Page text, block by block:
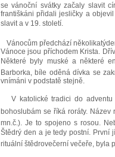
se vánoční svátky začaly slavit
františkáni přidali jesličky a
slavit a v 19. století.
Vánocům předchází
Vánoce jsou příchodem Krista.
Některé byly muské a některé
Barborka, bíle oděná dívka se
vnímáni v podstatě stejně.
V katolické tradici do adventu
bohoslubám se říká roráty.
mn.č.). Je to spojeno s rosou.
Štědrý den a je tedy postní. První
rituální štědrovečerní večeře, byla